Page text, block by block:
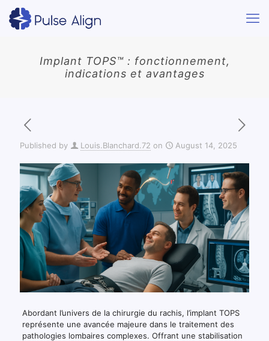
Implant TOPS™ : fonctionnement,
indications et avantages
Published by Louis.Blanchard.72 on August 14, 2025
Abordant l’univers de la chirurgie du rachis, l’implant TOPS
représente une avancée majeure dans le traitement des
pathologies lombaires complexes. Offrant une stabilisation